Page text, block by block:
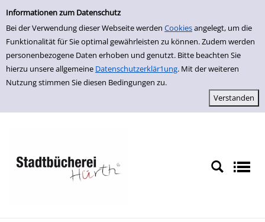
Erweiterte Suche
Informationen zum Datenschutz
Bei der Verwendung dieser Webseite werden Cookiesangelegt, um die
Funktionalität für Sie optimal gewährleisten zu können. Zudem werden
personenbezogene Daten erhoben und genutzt. Bitte beachten Sie
hierzu unsere allgemeine Datenschutzerklär1ung. Mit der weiteren
Nutzung stimmen Sie diesen Bedingungen zu.
zur Navigation springen
zum Inhalt springen
Zur erweiterten Suche springen